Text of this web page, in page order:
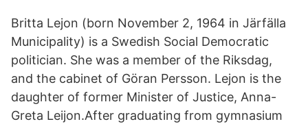
Britta Lejon (born November 2, 1964 in Järfälla
Municipality) is a Swedish Social Democratic
politician. She was a member of the Riksdag,
and the cabinet of Göran Persson. Lejon is the
daughter of former Minister of Justice, Anna-
Greta Leijon.After graduating from gymnasium